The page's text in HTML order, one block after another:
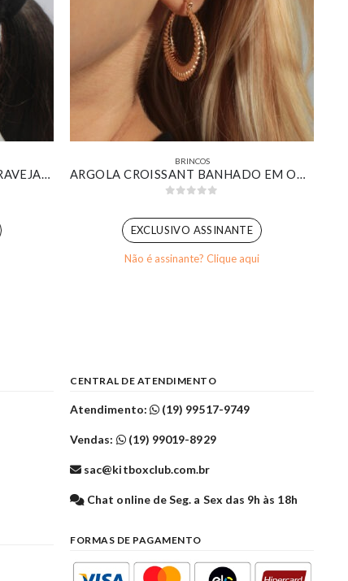
BRINCO REDONDO ADORNO CRAVEJADO COM ZIRCÔNIA MARROM BANHADO EM OURO 18K
BRINCOS
ARGOLA CROISSANT BANHADO EM OURO 18K
EXCLUSIVO ASSINANTE
Não é assinante? Clique aqui
CENTRAL DE ATENDIMENTO
Atendimento: (19) 99517-9749
Vendas: (19) 99019-8929
sac@kitboxclub.com.br
Chat online de Seg. a Sex das 9h às 18h
FORMAS DE PAGAMENTO